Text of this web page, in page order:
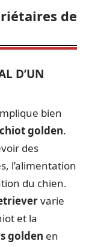
de
D’UN
bien
chiot golden.
des
l’alimentation
du chien.
varie
et la
golden en